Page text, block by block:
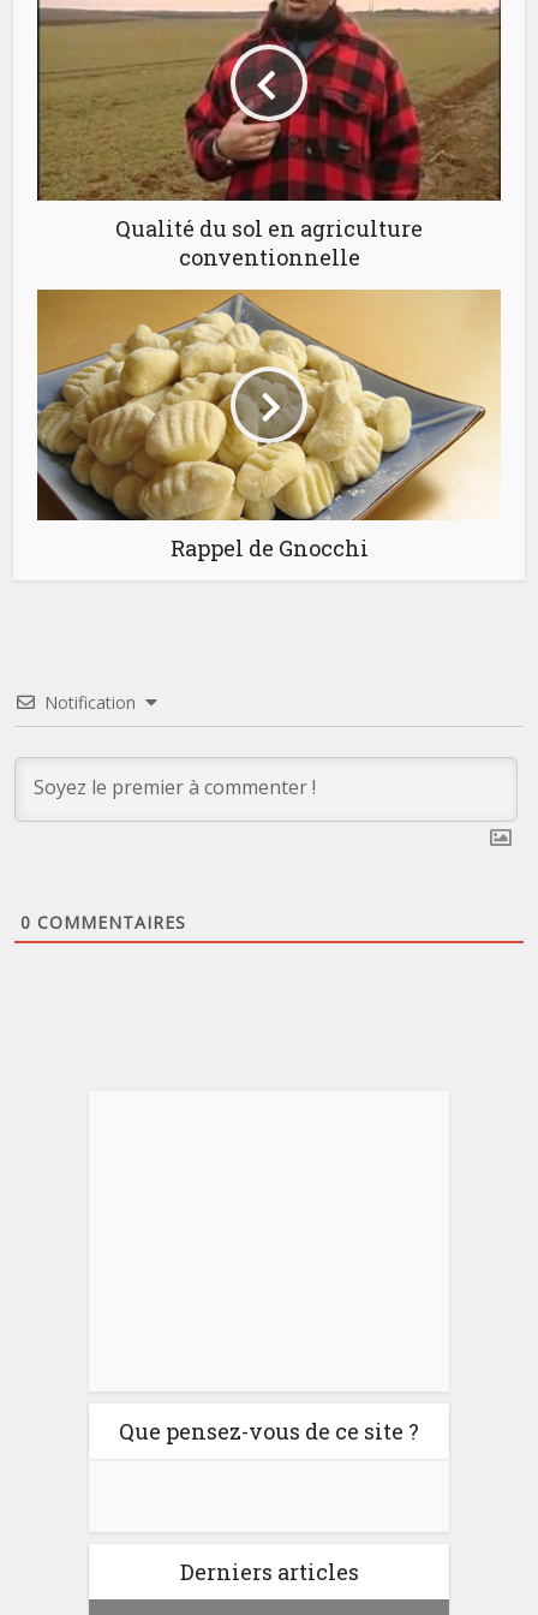
Qualité du sol en agriculture
conventionnelle
Rappel de Gnocchi
Notification
0 COMMENTAIRES
Que pensez-vous de ce site ?
Derniers articles